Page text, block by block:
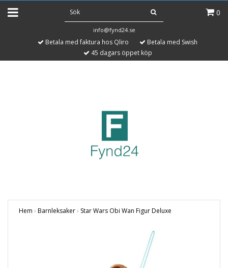
0
info@fynd24.se
Betala med faktura hos Qliro
Betala med Swish
45 dagars öppet köp
Hem › Barnleksaker› Star Wars Obi Wan Figur Deluxe